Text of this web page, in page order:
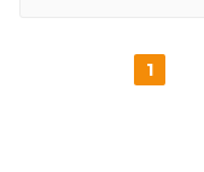
1